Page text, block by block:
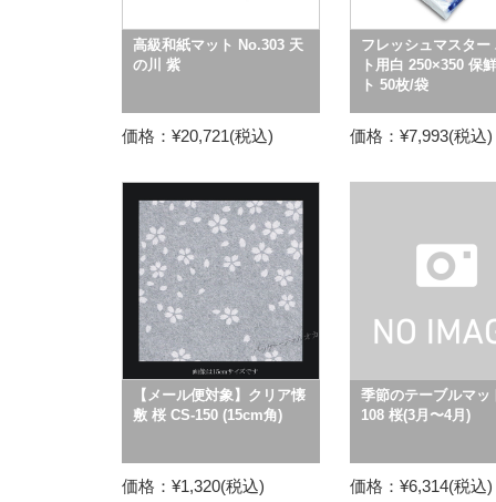
高級和紙マット No.303 天
の川 紫
価格：¥20,721(税込)
フレッシュマスター
ト用白 250×350 保
ト 50枚/袋
価格：¥7,993(税込)
【メール便対象】クリア懐
敷 桜 CS-150 (15cm角)
価格：¥1,320(税込)
季節のテーブルマッ
108 桜(3月〜4月)
価格：¥6,314(税込)